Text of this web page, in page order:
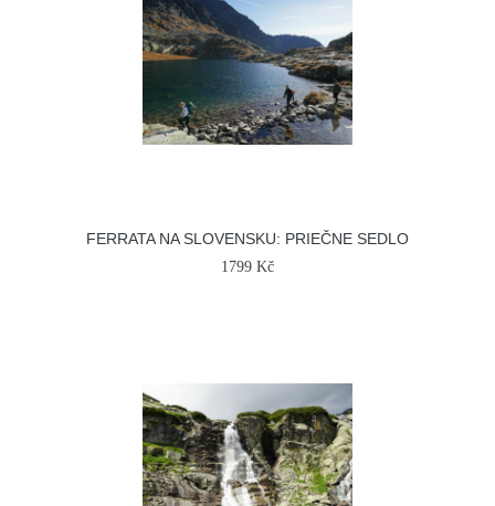
FERRATA NA SLOVENSKU: PRIEČNE SEDLO
1799 Kč